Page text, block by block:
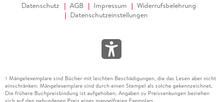
Datenschutz AGB Impressum
Widerrufsbelehrung
Datenschutzeinstellungen
1 Mängelexemplare sind Bücher mit leichten Beschädigungen, die das Lesen aber nicht
einschränken. Mängelexemplare sind durch einen Stempel als solche gekennzeichnet.
Die frühere Buchpreisbindung ist aufgehoben. Angaben zu Preissenkungen beziehen